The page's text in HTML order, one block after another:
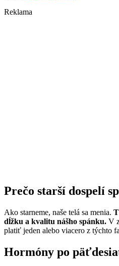
Reklama
Prečo starší dospelí
Ako starneme, naše telá sa menia.
dĺžku a kvalitu nášho spánku. V
platiť jeden alebo viacero z týchto
Hormóny po